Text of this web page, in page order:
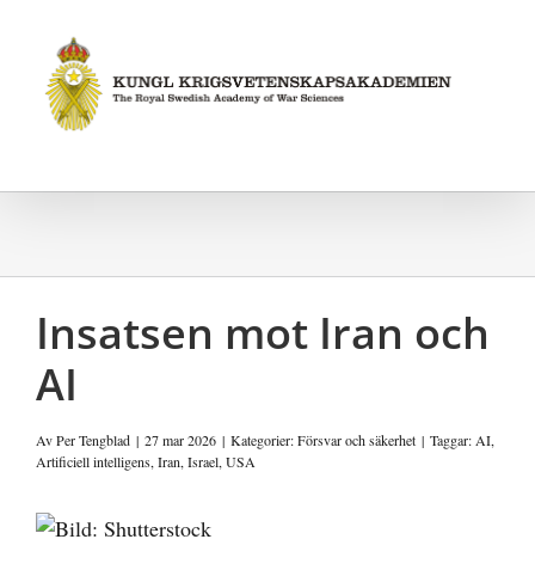
innehållet
Insatsen mot Iran och
AI
AvPer Tengblad | 27 mar 2026 | Kategorier:Försvar och säkerhet | Taggar:AI,
Artificiell intelligens,Iran,Israel,USA
Visa